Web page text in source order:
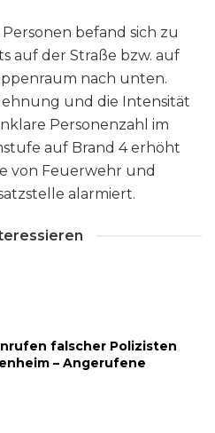
befand sich zu
auf der Straße bzw. auf
nach unten.
und die Intensität
Personenzahl im
auf Brand 4 erhöht
von Feuerwehr und
alarmiert.
falscher Polizisten
– Angerufene